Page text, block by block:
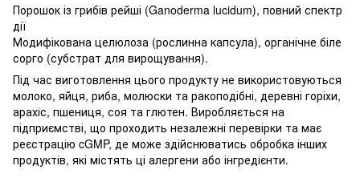
Порошок із грибів рейші (Ganoderma lucidum), повний спектр
дії
Модифікована целюлоза (рослинна капсула), органічне біле
сорго (субстрат для вирощування).
Під час виготовлення цього продукту не використовуються
молоко, яйця, риба, молюски та ракоподібні, деревні горіхи,
арахіс, пшениця, соя та глютен. Виробляється на
підприємстві, що проходить незалежні перевірки та має
реєстрацію cGMP, де може здійснюватись обробка інших
продуктів, які містять ці алергени або інгредієнти.